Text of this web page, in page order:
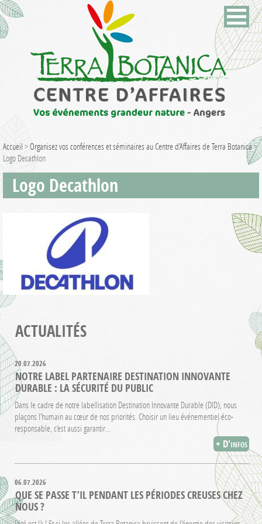
Accueil >Organisez vos conférences et séminaires au Centre d’Affaires de Terra Botanica>
Logo Decathlon
Logo Decathlon
ACTUALITÉS
20.07.2026
NOTRE LABEL PARTENAIRE DESTINATION INNOVANTE
DURABLE : LA SÉCURITÉ DU PUBLIC
Dans le cadre de notre labellisation Destination Innovante Durable (DID), nous
plaçons l’humain au cœur de nos priorités. Choisir un lieu événementiel éco-
responsable, c’est aussi garantir…
+ D'infos
06.07.2026
QUE SE PASSE T’IL PENDANT LES PÉRIODES CREUSES CHEZ
NOUS ?